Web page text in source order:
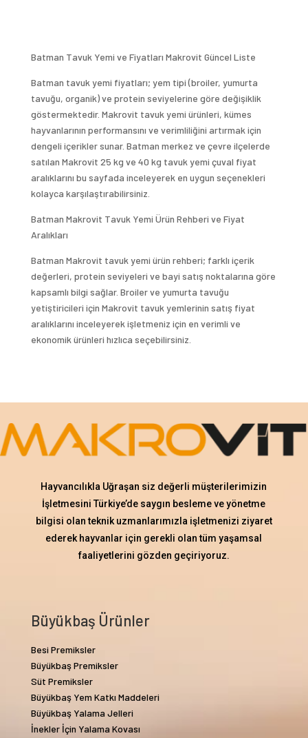
Batman Tavuk Yemi ve Fiyatları Makrovit Güncel Liste
Batman tavuk yemi fiyatları; yem tipi (broiler, yumurta
tavuğu, organik) ve protein seviyelerine göre değişiklik
göstermektedir. Makrovit tavuk yemi ürünleri, kümes
hayvanlarının performansını ve verimliliğini artırmak için
dengeli içerikler sunar. Batman merkez ve çevre ilçelerde
satılan Makrovit 25 kg ve 40 kg tavuk yemi çuval fiyat
aralıklarını bu sayfada inceleyerek en uygun seçenekleri
kolayca karşılaştırabilirsiniz.
Batman Makrovit Tavuk Yemi Ürün Rehberi ve Fiyat
Aralıkları
Batman Makrovit tavuk yemi ürün rehberi; farklı içerik
değerleri, protein seviyeleri ve bayi satış noktalarına göre
kapsamlı bilgi sağlar. Broiler ve yumurta tavuğu
yetiştiricileri için Makrovit tavuk yemlerinin satış fiyat
aralıklarını inceleyerek işletmeniz için en verimli ve
ekonomik ürünleri hızlıca seçebilirsiniz.
Hayvancılıkla Uğraşan siz değerli müşterilerimizin
İşletmesini Türkiye’de saygın besleme ve yönetme
bilgisi olan teknik uzmanlarımızla işletmenizi ziyaret
ederek hayvanlar için gerekli olan tüm yaşamsal
faaliyetlerini gözden geçiriyoruz.
Büyükbaş Ürünler
Besi Premiksler
Büyükbaş Premiksler
Süt Premiksler
Büyükbaş Yem Katkı Maddeleri
Büyükbaş Yalama Jelleri
İnekler İçin Yalama Kovası